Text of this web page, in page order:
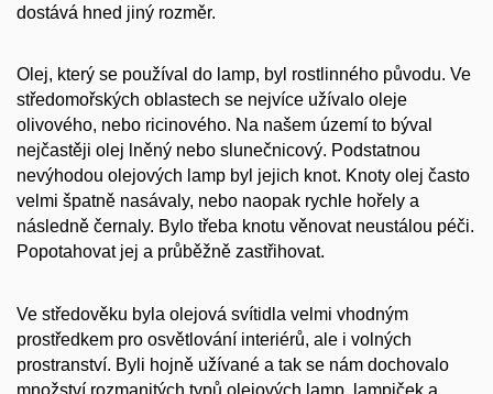
dostává hned jiný rozměr.
Olej, který se používal do lamp, byl rostlinného původu. Ve
středomořských oblastech se nejvíce užívalo oleje
olivového, nebo ricinového. Na našem území to býval
nejčastěji olej lněný nebo slunečnicový. Podstatnou
nevýhodou olejových lamp byl jejich knot. Knoty olej často
velmi špatně nasávaly, nebo naopak rychle hořely a
následně černaly. Bylo třeba knotu věnovat neustálou péči.
Popotahovat jej a průběžně zastřihovat.
Ve středověku byla olejová svítidla velmi vhodným
prostředkem pro osvětlování interiérů, ale i volných
prostranství. Byli hojně užívané a tak se nám dochovalo
množství rozmanitých typů olejových lamp, lampiček a